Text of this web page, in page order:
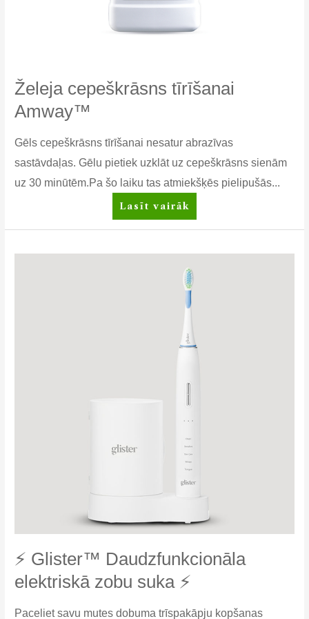
Želeja cepeškrāsns tīrīšanai
Amway™
Gēls cepeškrāsns tīrīšanai nesatur abrazīvas
sastāvdaļas. Gēlu pietiek uzklāt uz cepeškrāsns sienām
uz 30 minūtēm.Pa šo laiku tas atmiekšķēs pielipušās...
Želeja
cepeškrāsns
Amway™
Lasīt vairāk
⚡ Glister™ Daudzfunkcionāla
elektriskā zobu suka ⚡
Paceliet savu mutes dobuma trīspakāpju kopšanas